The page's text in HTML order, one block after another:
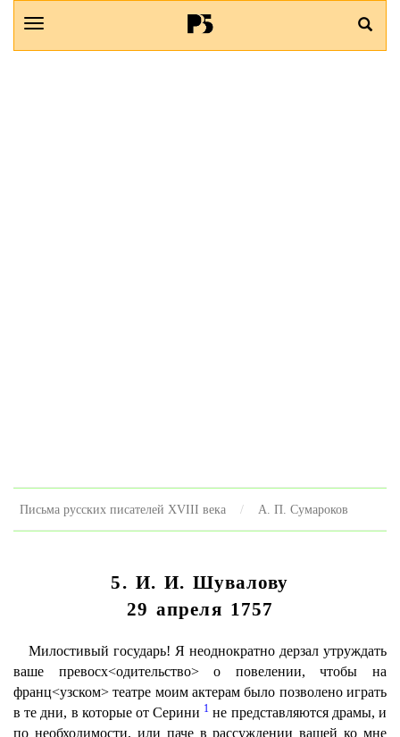
Письма русских писателей XVIII века А. П. Сумароков
5. И. И. Шувалову
29 апреля 1757
Милостивый государь! Я неоднократно дерзал утруждать
ваше превосх<одительство> о повелении, чтобы на
франц<узском> театре моим актерам было позволено играть
в те дни, в которые от Серини 1 не представляются драмы, и
по необходимости, или паче в рассуждении вашей ко мне